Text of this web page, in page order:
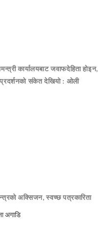
कार्यालयबाट जवाफदेहिता होइन,
संकेत देखियो : ओली
अक्सिजन, स्वच्छ पत्रकारिता
अगाडि